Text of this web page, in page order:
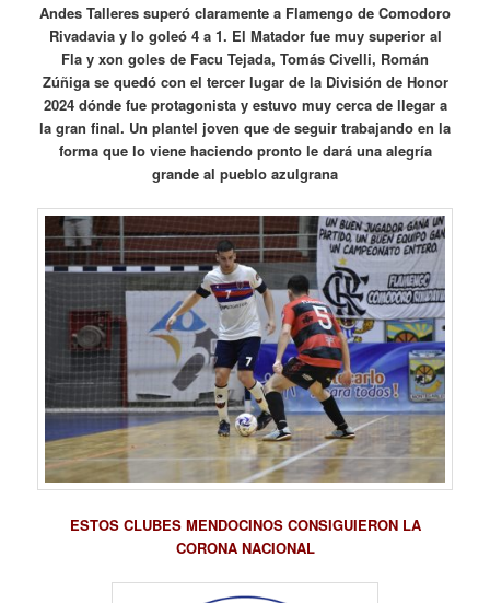
Andes Talleres superó claramente a Flamengo de Comodoro
Rivadavia y lo goleó 4 a 1. El Matador fue muy superior al
Fla y xon goles de Facu Tejada, Tomás Civelli, Román
Zúñiga se quedó con el tercer lugar de la División de Honor
2024 dónde fue protagonista y estuvo muy cerca de llegar a
la gran final. Un plantel joven que de seguir trabajando en la
forma que lo viene haciendo pronto le dará una alegría
grande al pueblo azulgrana
ESTOS CLUBES MENDOCINOS CONSIGUIERON LA
CORONA NACIONAL